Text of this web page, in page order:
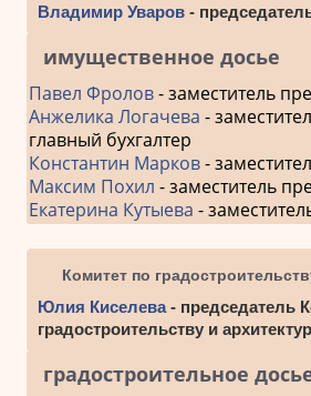
Владимир Уваров-
имущественное досье
Павел Фролов- заместитель
Анжелика Логачева -
главный бухгалтер
Константин Марков-
Максим Похил - заместитель
Екатерина Кутыева -
Комитет по
Юлия Киселева- председатель
градостроительству и
градостроительное